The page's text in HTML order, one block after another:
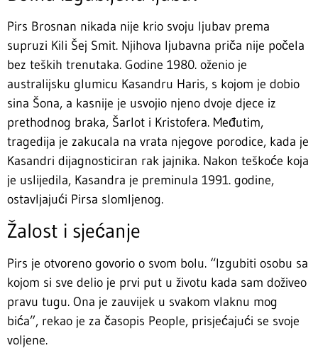
Pirs Brosnan nikada nije krio svoju ljubav prema
supruzi Kili Šej Smit. Njihova ljubavna priča nije počela
bez teških trenutaka. Godine 1980. oženio je
australijsku glumicu Kasan­dr­u Haris, s kojom je dobio
sina Šona, a kasnije je usvojio njeno dvoje djece iz
prethodnog braka, Šarlot i Kristofera. Međutim,
tragedija je zakucala na vrata njegove porodice, kada je
Kasandri dijagnosticiran rak jajnika. Nakon teškoće koja
je uslijedila, Kasandra je preminula 1991. godine,
ostavljajući Pirsa slomljenog.
Žalost i sjećanje
Pirs je otvoreno govorio o svom bolu. “Izgubiti osobu sa
kojom si sve delio je prvi put u životu kada sam doživeo
pravu tugu. Ona je zauvijek u svakom vlaknu mog
bića”, rekao je za časopis People, prisjećajući se svoje
voljene.